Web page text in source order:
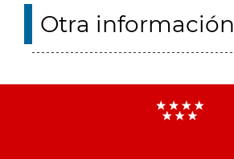
Otra información